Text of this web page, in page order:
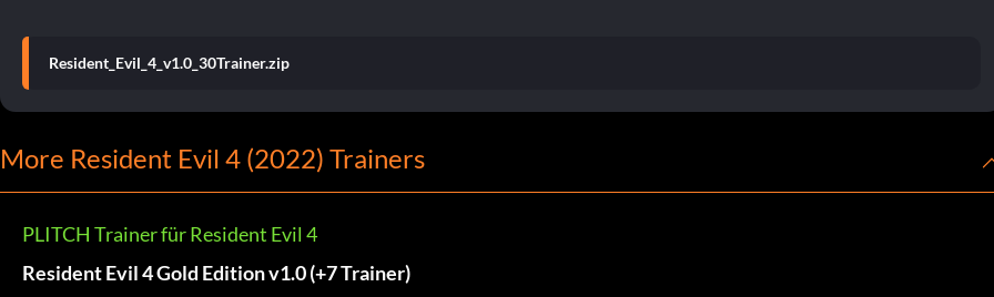
Resident_Evil_4_v1.0_30Trainer.zip
More Resident Evil 4 (2022) Trainers
PLITCH Trainer für Resident Evil 4
Resident Evil 4 Gold Edition v1.0 (+7 Trainer)